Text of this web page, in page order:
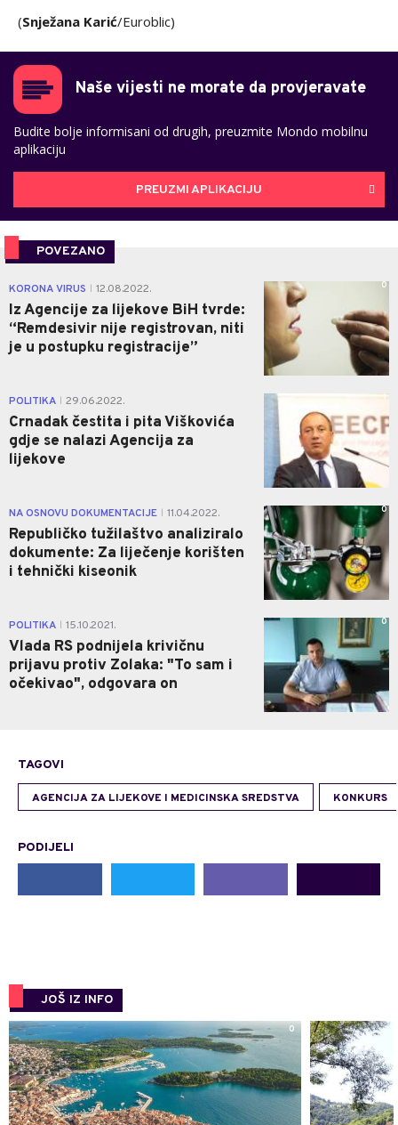
(Snježana Karić/Euroblic)
Naše vijesti ne morate da provjeravate
Budite bolje informisani od drugih, preuzmite Mondo mobilnu
aplikaciju
PREUZMI APLIKACIJU
POVEZANO
KORONA VIRUS 12.08.2022.
Iz Agencije za lijekove BiH tvrde:
“Remdesivir nije registrovan, niti
je u postupku registracije”
0
POLITIKA 29.06.2022.
Crnadak čestita i pita Viškovića
gdje se nalazi Agencija za
lijekove
1
NA OSNOVU DOKUMENTACIJE 11.04.2022.
Republičko tužilaštvo analiziralo
dokumente: Za liječenje korišten
i tehnički kiseonik
0
POLITIKA 15.10.2021.
Vlada RS podnijela krivičnu
prijavu protiv Zolaka: "To sam i
očekivao", odgovara on
0
TAGOVI
AGENCIJA ZA LIJEKOVE I MEDICINSKA SREDSTVA KONKURS
PODIJELI
JOŠ IZ INFO
0